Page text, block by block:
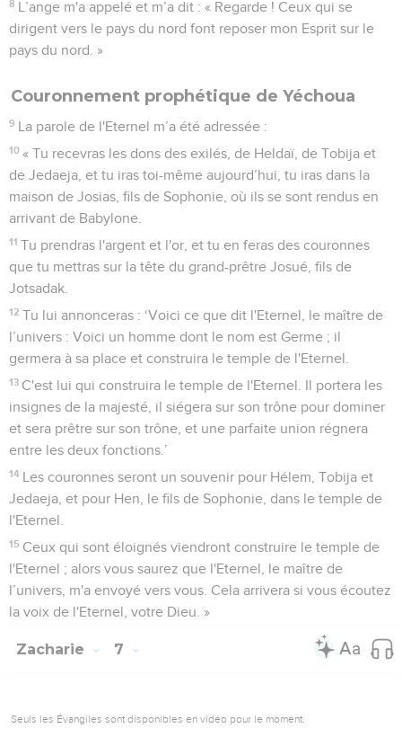
8 L’ange m'a appelé et m’a dit : « Regarde ! Ceux qui se
dirigent vers le pays du nord font reposer mon Esprit sur le
pays du nord. »
Couronnement prophétique de Yéchoua
9 La parole de l'Eternel m’a été adressée :
10 « Tu recevras les dons des exilés, de Heldaï, de Tobija et
de Jedaeja, et tu iras toi-même aujourd’hui, tu iras dans la
maison de Josias, fils de Sophonie, où ils se sont rendus en
arrivant de Babylone.
11 Tu prendras l'argent et l'or, et tu en feras des couronnes
que tu mettras sur la tête du grand-prêtre Josué, fils de
Jotsadak.
12 Tu lui annonceras : ‘Voici ce que dit l'Eternel, le maître de
l’univers : Voici un homme dont le nom est Germe ; il
germera à sa place et construira le temple de l'Eternel.
13 C'est lui qui construira le temple de l'Eternel. Il portera les
insignes de la majesté, il siégera sur son trône pour dominer
et sera prêtre sur son trône, et une parfaite union régnera
entre les deux fonctions.’
14 Les couronnes seront un souvenir pour Hélem, Tobija et
Jedaeja, et pour Hen, le fils de Sophonie, dans le temple de
l'Eternel.
15 Ceux qui sont éloignés viendront construire le temple de
l'Eternel ; alors vous saurez que l'Eternel, le maître de
l’univers, m'a envoyé vers vous. Cela arrivera si vous écoutez
la voix de l'Eternel, votre Dieu. »
Zacharie 7
Seuls les Évangiles sont disponibles en vidéo pour le moment.